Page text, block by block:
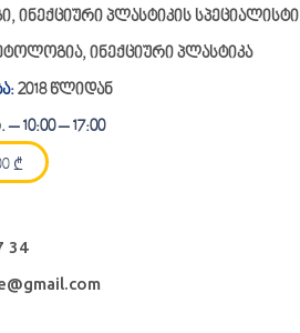
ინექციური პლასტიკის სპეციალისტი
ინექციური პლასტიკა
2018 წლიდან
10:00 – 17:00
₾
34